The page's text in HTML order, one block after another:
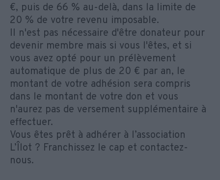
€, puis de 66 % au-delà, dans la limite de
20 % de votre revenu imposable.
Il n'est pas nécessaire d'être donateur pour
devenir membre mais si vous l'êtes, et si
vous avez opté pour un prélèvement
automatique de plus de 20 € par an, le
montant de votre adhésion sera compris
dans le montant de votre don et vous
n'aurez pas de versement supplémentaire à
effectuer.
Vous êtes prêt à adhérer à l’association
L’Îlot ? Franchissez le cap et contactez-
nous.